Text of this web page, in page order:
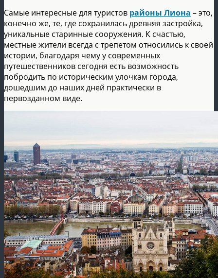
Самые интересные для туристов районы Лиона – это,
конечно же, те, где сохранилась древняя застройка,
уникальные старинные сооружения. К счастью,
местные жители всегда с трепетом относились к своей
истории, благодаря чему у современных
путешественников сегодня есть возможность
побродить по историческим улочкам города,
дошедшим до наших дней практически в
первозданном виде.